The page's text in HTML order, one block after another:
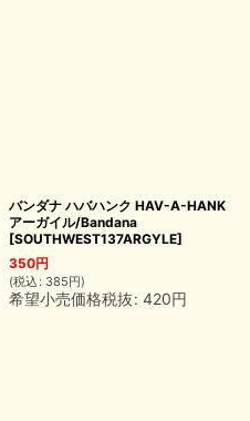
バンダナ ハバハンク HAV-A-HANK
アーガイル/Bandana
[SOUTHWEST137ARGYLE]
350円
(税込 : 385円)
希望小売価格税抜: 420円